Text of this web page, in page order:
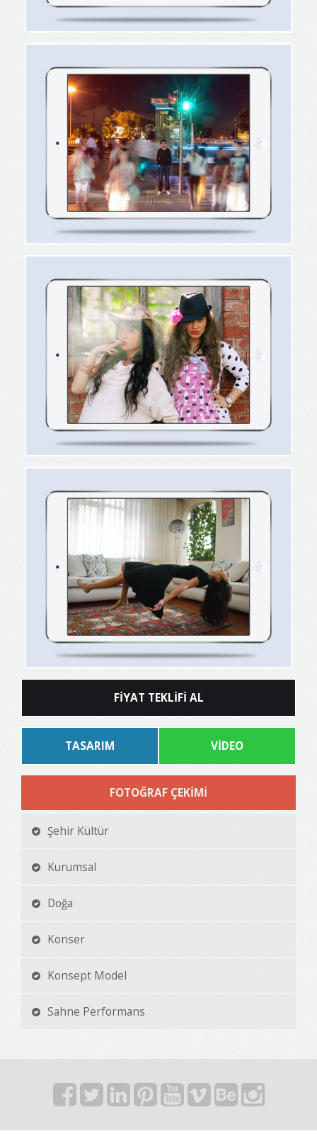
FİYAT TEKLİFİ AL
TASARIM VİDEO
FOTOĞRAF ÇEKİMİ
Şehir Kültür
Kurumsal
Doğa
Konser
Konsept Model
Sahne Performans